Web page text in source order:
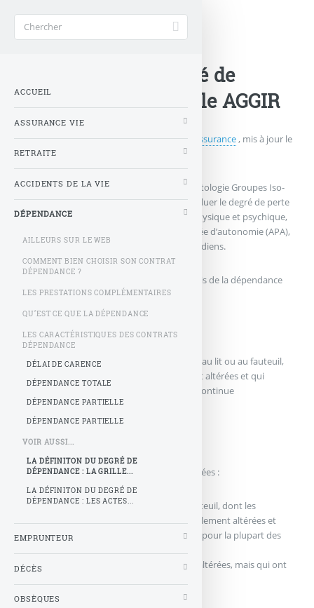
La définiton du degré de
dépendance : La grille AGGIR
Publié levendredi 4 février 2011parNotreAssurance, mis à jour le
jeudi 3 février 2011 à 16 h 33
La grille nationale AGGIR (Autonomie Gérontologie Groupes Iso-
Ressources) constitue un outil destiné à évaluer le degré de perte
d’autonomie ou le degré de dépendance, physique et psychique,
des demandeurs de l’allocation personnalisée d’autonomie (APA),
dans l’accomplissement de leurs actes quotidiens.
Les niveaux de dépendance sont ainsi définis de la dépendance
complète à l’autonomie totale :
correspond aux personnes âgées confinées au lit ou au fauteuil,
dont les fonctions mentales sont gravement altérées et qui
nécessitent une présence indispensable et continue
d’intervenants.
Le GIR 2 :
comprend deux catégories de personnes âgées :
Celles qui sont confinées au lit ou au fauteuil, dont les
fonctions intellectuelles ne sont pas totalement altérées et
dont l’état nécessite une prise en charge pour la plupart des
Celles dont les fonctions mentales sont altérées, mais qui ont
ACCUEIL
ASSURANCE VIE
RETRAITE
ACCIDENTS DE LA VIE
DÉPENDANCE
AILLEURS SUR LE WEB
COMMENT BIEN CHOISIR SON CONTRAT
DÉPENDANCE ?
LES PRESTATIONS COMPLÉMENTAIRES
QU’EST CE QUE LA DÉPENDANCE
LES CARACTÉRISTIQUES DES CONTRATS
DÉPENDANCE
DÉLAI DE CARENCE
DÉPENDANCE TOTALE
DÉPENDANCE PARTIELLE
DÉPENDANCE PARTIELLE
VOIR AUSSI...
LA DÉFINITON DU DEGRÉ DE
DÉPENDANCE : LA GRILLE...
LA DÉFINITON DU DEGRÉ DE
DÉPENDANCE : LES ACTES...
EMPRUNTEUR
DÉCÈS
OBSÈQUES